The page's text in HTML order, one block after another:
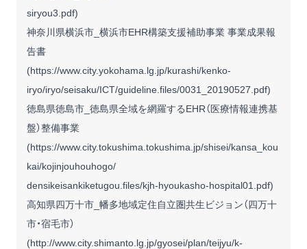
siryou3.pdf)
神奈川県横浜市_横浜市EHR構築支援補助事業 事業成果報
告書
(https://www.city.yokohama.lg.jp/kurashi/kenko-
iryo/iryo/seisaku/ICT/guideline.files/0031_20190527.pdf)
徳島県徳島市_徳島県全域を網羅するEHR（医療情報連携基
盤）整備事業
(https://www.city.tokushima.tokushima.jp/shisei/kansa_kou
kai/kojinjouhouhogo/
densikeisankiketugou.files/kjh-hyoukasho-hospital01.pdf)
高知県四万十市_幡多地域定住自立圏共生ビジョン（四万十
市・宿毛市）
(http://www.city.shimanto.lg.jp/gyosei/plan/teijyu/k-